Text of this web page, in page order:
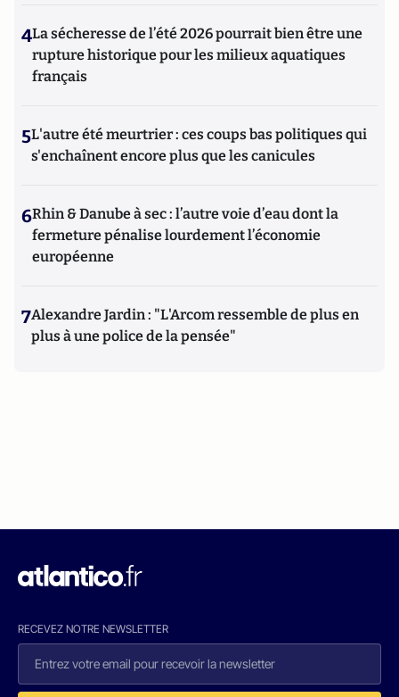
4La sécheresse de l’été 2026 pourrait bien être une
rupture historique pour les milieux aquatiques
français
5L'autre été meurtrier : ces coups bas politiques qui
s'enchaînent encore plus que les canicules
6Rhin & Danube à sec : l’autre voie d’eau dont la
fermeture pénalise lourdement l’économie
européenne
7Alexandre Jardin : "L'Arcom ressemble de plus en
plus à une police de la pensée"
RECEVEZ NOTRE NEWSLETTER